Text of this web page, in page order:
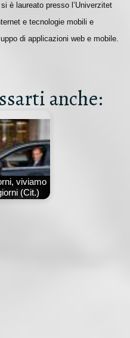
è laureato presso l’Univerzitet
e tecnologie mobili e
di applicazioni web e mobile.
anche:
viviamo
(Cit.)